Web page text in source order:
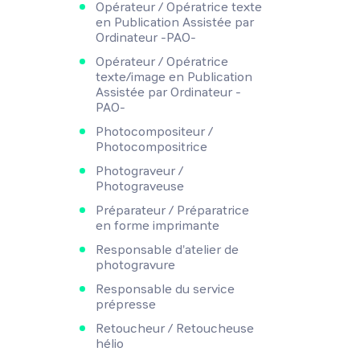
Opérateur / Opératrice texte
en Publication Assistée par
Ordinateur -PAO-
Opérateur / Opératrice
texte/image en Publication
Assistée par Ordinateur -
PAO-
Photocompositeur /
Photocompositrice
Photograveur /
Photograveuse
Préparateur / Préparatrice
en forme imprimante
Responsable d'atelier de
photogravure
Responsable du service
prépresse
Retoucheur / Retoucheuse
hélio